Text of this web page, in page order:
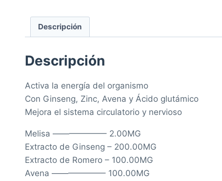
Descripción
Descripción
Activa la energía del organismo
Con Ginseng, Zinc, Avena y Ácido glutámico
Mejora el sistema circulatorio y nervioso
Melisa ——————– 2.00MG
Extracto de Ginseng – 200.00MG
Extracto de Romero – 100.00MG
Avena ——————– 100.00MG